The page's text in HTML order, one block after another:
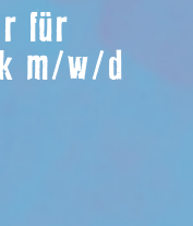
für
m/w/d